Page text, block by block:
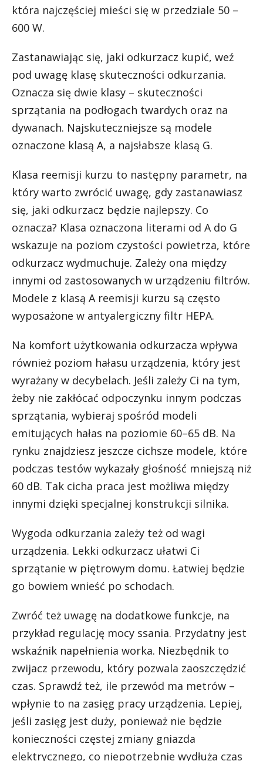
która najczęściej mieści się w przedziale 50 –
600 W.
Zastanawiając się, jaki odkurzacz kupić, weź
pod uwagę klasę skuteczności odkurzania.
Oznacza się dwie klasy – skuteczności
sprzątania na podłogach twardych oraz na
dywanach. Najskuteczniejsze są modele
oznaczone klasą A, a najsłabsze klasą G.
Klasa reemisji kurzu to następny parametr, na
który warto zwrócić uwagę, gdy zastanawiasz
się, jaki odkurzacz będzie najlepszy. Co
oznacza? Klasa oznaczona literami od A do G
wskazuje na poziom czystości powietrza, które
odkurzacz wydmuchuje. Zależy ona między
innymi od zastosowanych w urządzeniu filtrów.
Modele z klasą A reemisji kurzu są często
wyposażone w antyalergiczny filtr HEPA.
Na komfort użytkowania odkurzacza wpływa
również poziom hałasu urządzenia, który jest
wyrażany w decybelach. Jeśli zależy Ci na tym,
żeby nie zakłócać odpoczynku innym podczas
sprzątania, wybieraj spośród modeli
emitujących hałas na poziomie 60–65 dB. Na
rynku znajdziesz jeszcze cichsze modele, które
podczas testów wykazały głośność mniejszą niż
60 dB. Tak cicha praca jest możliwa między
innymi dzięki specjalnej konstrukcji silnika.
Wygoda odkurzania zależy też od wagi
urządzenia. Lekki odkurzacz ułatwi Ci
sprzątanie w piętrowym domu. Łatwiej będzie
go bowiem wnieść po schodach.
Zwróć też uwagę na dodatkowe funkcje, na
przykład regulację mocy ssania. Przydatny jest
wskaźnik napełnienia worka. Niezbędnik to
zwijacz przewodu, który pozwala zaoszczędzić
czas. Sprawdź też, ile przewód ma metrów –
wpłynie to na zasięg pracy urządzenia. Lepiej,
jeśli zasięg jest duży, ponieważ nie będzie
konieczności częstej zmiany gniazda
elektrycznego, co niepotrzebnie wydłuża czas